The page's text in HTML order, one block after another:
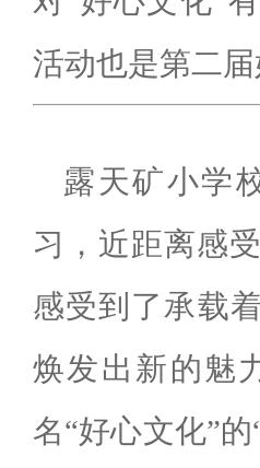
活动也是第二
露天矿小学
习，近距离感
感受到了承载
焕发出新的魅
名“好心文化”的